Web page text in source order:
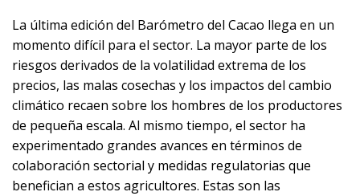
La última edición del Barómetro del Cacao llega en un
momento difícil para el sector. La mayor parte de los
riesgos derivados de la volatilidad extrema de los
precios, las malas cosechas y los impactos del cambio
climático recaen sobre los hombres de los productores
de pequeña escala. Al mismo tiempo, el sector ha
experimentado grandes avances en términos de
colaboración sectorial y medidas regulatorias que
benefician a estos agricultores. Estas son las